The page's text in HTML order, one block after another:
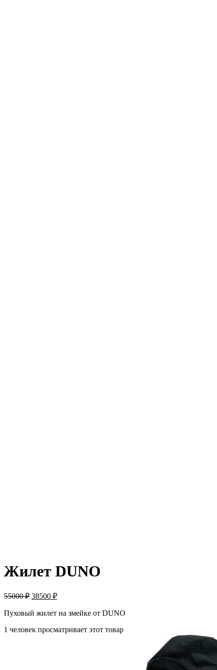
Жилет DUNO
55000₽ 38500 ₽
Пуховый жилет на змейке от DUNO
1 человек просматривает этот товар